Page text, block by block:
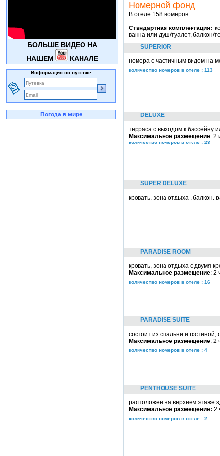
Номерной фонд
В отеле 158 номеров.
Стандартная комплектация:
ванна или душ/туалет, балкон/
SUPERIOR
номера с частичным видом на
количество номеров в отеле : 113
DELUXE
терраса с выходом к бассейну
Максимальное размещение: 2
количество номеров в отеле : 23
SUPER DELUXE
кровать, зона отдыха , балкон,
PARADISE ROOM
кровать, зона отдыха с двумя
Максимальное размещение: 2
количество номеров в отеле : 16
PARADISE SUITE
состоит из спальни и
Максимальное размещение: 2
количество номеров в отеле : 4
PENTHOUSE SUITE
расположен на верхнем этаже
Максимальное размещение: 2
количество номеров в отеле : 2
БОЛЬШЕ ВИДЕО НА
НАШЕМ
КАНАЛЕ
Информация по путевке
Погода в мире